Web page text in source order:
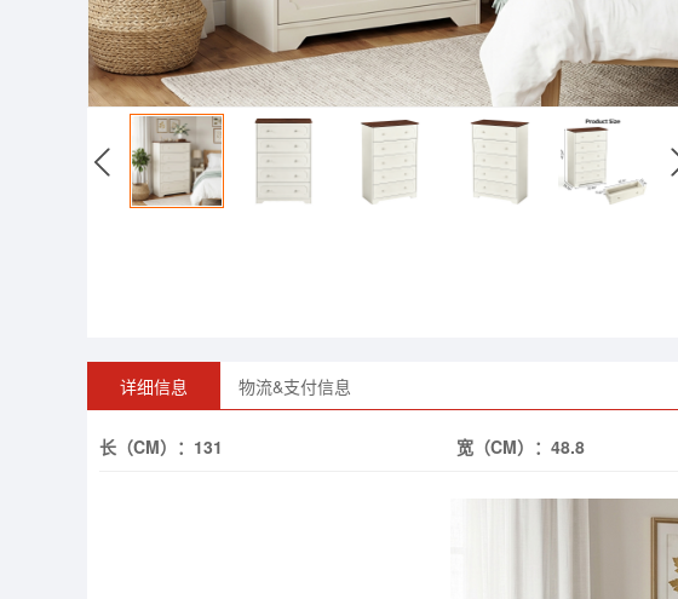
详细信息 物流&支付信息
长（CM）： 131 宽（CM）： 48.8